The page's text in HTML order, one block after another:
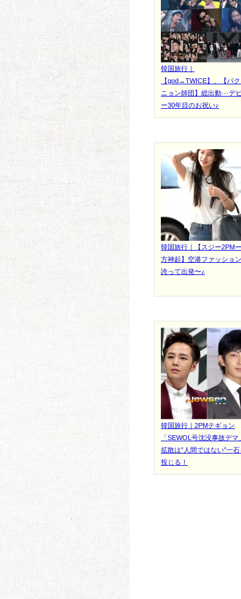
韓国旅行｜
【god→TWICE】、【パク
ニョン師団】総出動···デ
ー30年目のお祝い♪
韓国旅行｜【スジー2PM
方神起】空港ファッショ
誇って出発〜♪
韓国旅行｜2PMテギョン
「SEWOL号沈没事故デマ
拡散は”人間ではない”一石
投じる！